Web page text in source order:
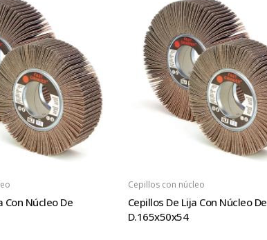
Con Núcleo De
Cepillos con núcleo
Cepillos De Lija Con Núcleo De
D.165x50x54